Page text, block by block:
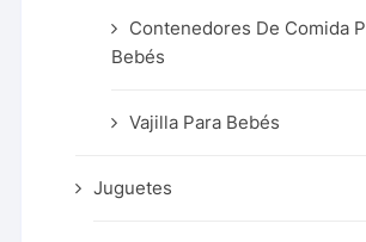
Contenedores De Comida
Bebés
Vajilla Para Bebés
Juguetes